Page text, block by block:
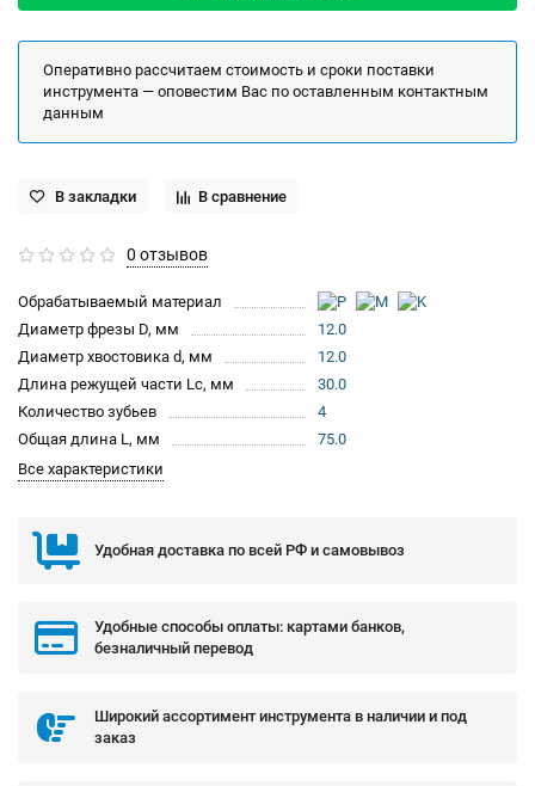
Оперативно рассчитаем стоимость и сроки поставки
инструмента — оповестим Вас по оставленным контактным
данным
В закладки В сравнение
0 отзывов
Обрабатываемый материал
Диаметр фрезы D, мм
12.0
Диаметр хвостовика d, мм
12.0
Длина режущей части Lc, мм
30.0
Количество зубьев
4
Общая длина L, мм
75.0
Все характеристики
Удобная доставка по всей РФ и самовывоз
Удобные способы оплаты: картами банков,
безналичный перевод
Широкий ассортимент инструмента в наличии и под
заказ